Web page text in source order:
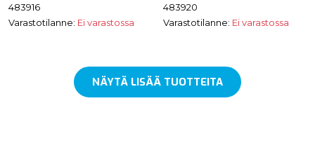
483916
Varastotilanne: Ei varastossa
483920
Varastotilanne: Ei varastossa
NÄYTÄ LISÄÄ TUOTTEITA